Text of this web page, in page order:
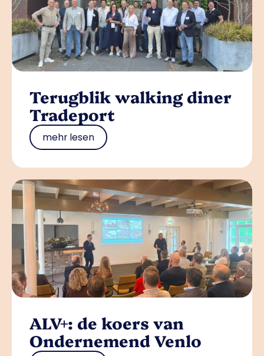
Terugblik walking diner
Tradeport
mehr lesen
ALV+: de koers van
Ondernemend Venlo